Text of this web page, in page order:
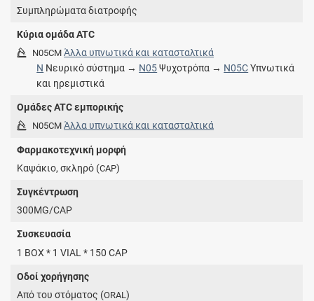
Συμπληρώματα διατροφής
Κύρια ομάδα ATC
N05CM Άλλα υπνωτικά και κατασταλτικά
N Νευρικό σύστημα → N05Ψυχοτρόπα → N05CΥπνωτικά
και ηρεμιστικά
Ομάδες ATC εμπορικής
N05CM Άλλα υπνωτικά και κατασταλτικά
Φαρμακοτεχνική μορφή
Καψάκιο, σκληρό (CAP)
Συγκέντρωση
300MG/CAP
Συσκευασία
1 BOX * 1 VIAL * 150 CAP
Οδοί χορήγησης
Από του στόματος (ORAL )